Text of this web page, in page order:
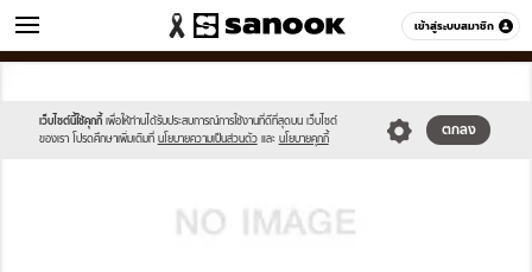
เข้าสู่ระบบสมาชิก
ข่าว หมวดอื่นๆ
เว็บไซต์นี้ใช้คุกกี้ เพื่อให้ท่านได้รับประสบการณ์การใช้งานที่ดีที่สุดบน เว็บไซต์
ของเรา โปรดศึกษาเพิ่มเติมที่ นโยบายความเป็นส่วนตัว และ นโยบายคุกกี้
ตกลง
sanook.png
image.jpg